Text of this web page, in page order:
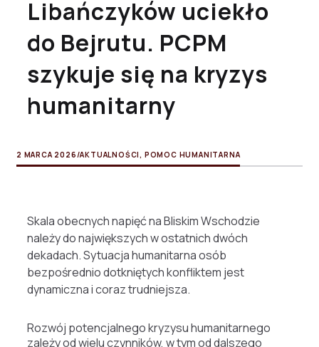
Libańczyków uciekło
do Bejrutu. PCPM
szykuje się na kryzys
humanitarny
2 MARCA 2026 /AKTUALNOŚCI , POMOC HUMANITARNA
Skala obecnych napięć na Bliskim Wschodzie
należy do największych w ostatnich dwóch
dekadach. Sytuacja humanitarna osób
bezpośrednio dotkniętych konfliktem jest
dynamiczna i coraz trudniejsza.
Rozwój potencjalnego kryzysu humanitarnego
zależy od wielu czynników, w tym od dalszego